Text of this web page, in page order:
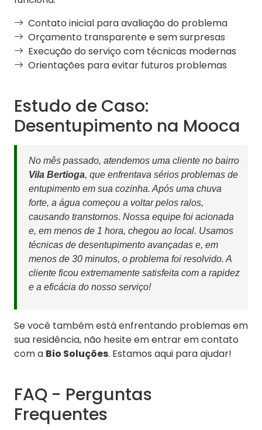
Contato inicial para avaliação do problema
Orçamento transparente e sem surpresas
Execução do serviço com técnicas modernas
Orientações para evitar futuros problemas
Estudo de Caso:
Desentupimento na Mooca
No mês passado, atendemos uma cliente no bairro
Vila Bertioga, que enfrentava sérios problemas de
entupimento em sua cozinha. Após uma chuva
forte, a água começou a voltar pelos ralos,
causando transtornos. Nossa equipe foi acionada
e, em menos de 1 hora, chegou ao local. Usamos
técnicas de desentupimento avançadas e, em
menos de 30 minutos, o problema foi resolvido. A
cliente ficou extremamente satisfeita com a rapidez
e a eficácia do nosso serviço!
Se você também está enfrentando problemas em
sua residência, não hesite em entrar em contato
com a Bio Soluções. Estamos aqui para ajudar!
FAQ - Perguntas
Frequentes